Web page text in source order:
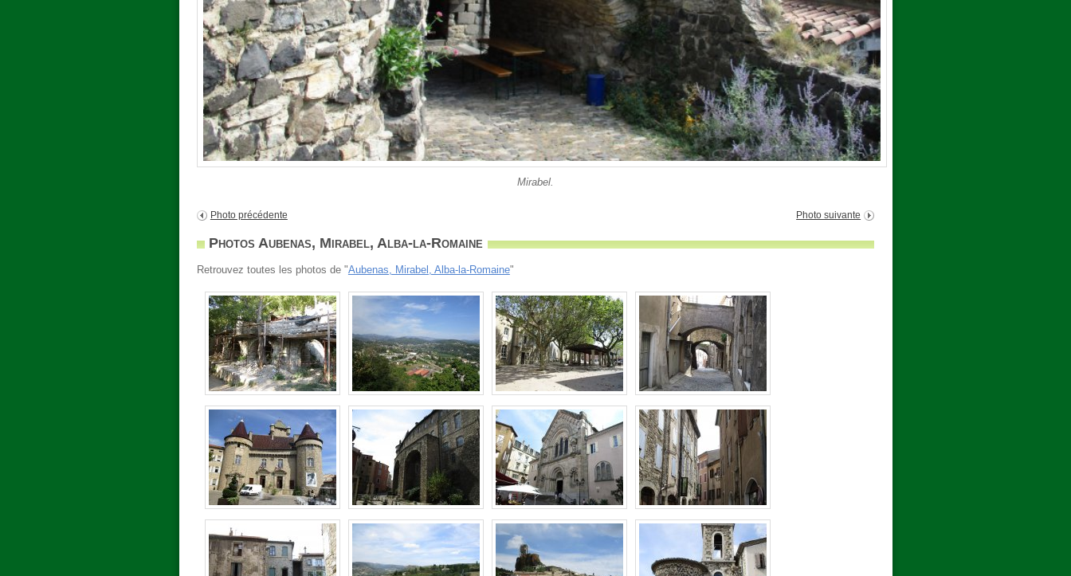
Mirabel.
Photo précédente Photo suivante
Photos Aubenas, Mirabel, Alba-la-Romaine
Retrouvez toutes les photos de "Aubenas, Mirabel, Alba-la-Romaine"